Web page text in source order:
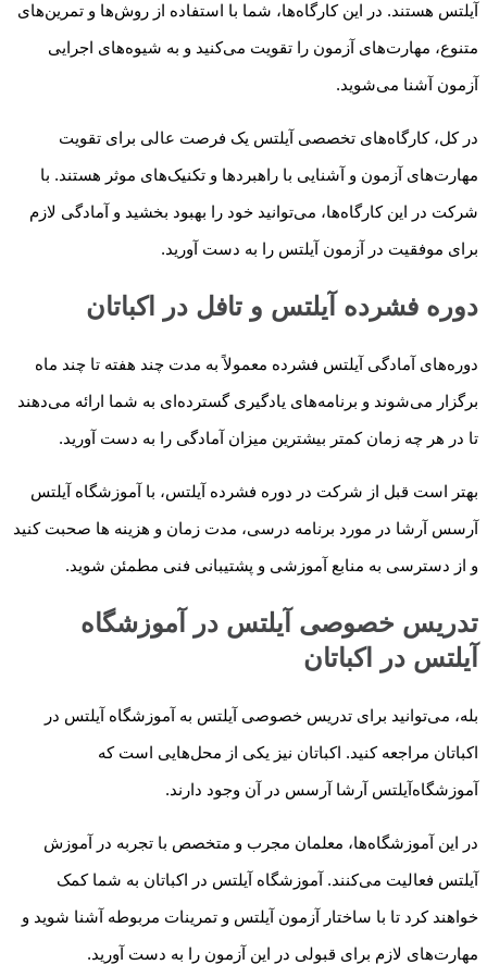
آیلتس هستند. در این کارگاه‌ها، شما با استفاده از روش‌ها و تمرین‌های
متنوع، مهارت‌های آزمون را تقویت می‌کنید و به شیوه‌های اجرایی
آزمون آشنا می‌شوید.
در کل، کارگاه‌های تخصصی آیلتس یک فرصت عالی برای تقویت
مهارت‌های آزمون و آشنایی با راهبردها و تکنیک‌های موثر هستند. با
شرکت در این کارگاه‌ها، می‌توانید خود را بهبود بخشید و آمادگی لازم
برای موفقیت در آزمون آیلتس را به دست آورید.
دوره فشرده آیلتس و تافل در اکباتان
دوره‌های آمادگی آیلتس فشرده معمولاً به مدت چند هفته تا چند ماه
برگزار می‌شوند و برنامه‌های یادگیری گسترده‌ای به شما ارائه می‌دهند
تا در هر چه زمان کمتر بیشترین میزان آمادگی را به دست آورید.
بهتر است قبل از شرکت در دوره فشرده آیلتس، با آموزشگاه آیلتس
آرسس آرشا در مورد برنامه درسی، مدت زمان و هزینه ها صحبت کنید
و از دسترسی به منابع آموزشی و پشتیبانی فنی مطمئن شوید.
تدریس خصوصی آیلتس در آموزشگاه
آیلتس در اکباتان
بله، می‌توانید برای تدریس خصوصی آیلتس به آموزشگاه‌ آیلتس در
اکباتان مراجعه کنید. اکباتان نیز یکی از محل‌هایی است که
آموزشگاه‌آیلتس آرشا آرسس در آن وجود دارند.
در این آموزشگاه‌ها، معلمان مجرب و متخصص با تجربه در آموزش
آیلتس فعالیت می‌کنند. آموزشگاه‌ آیلتس در اکباتان به شما کمک
خواهند کرد تا با ساختار آزمون آیلتس و تمرینات مربوطه آشنا شوید و
مهارت‌های لازم برای قبولی در این آزمون را به دست آورید.